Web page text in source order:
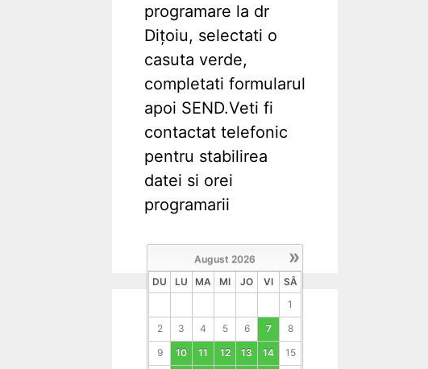
programare la dr
Dițoiu, selectati o
casuta verde,
completati formularul
apoi SEND.Veti fi
contactat telefonic
pentru stabilirea
datei si orei
programarii
»
August 2026
DU
LU MA MI JO VI
SÂ
1
2
3 4 5 6 7
8
9
10 11 12 13 14
15